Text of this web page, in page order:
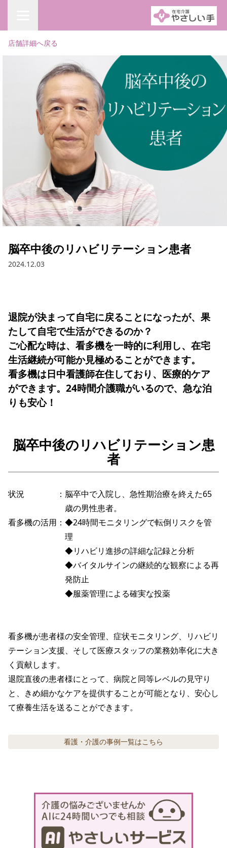
店舗詳細へ戻る
脳卒中後のリハビリテーション患者
2024.12.03
退院が決まって自宅に戻ることになったが、果
たして自宅で生活ができるのか？
ご心配な時は、看多機を一時的に利用し、在宅
生活継続が可能か見極めることができます。
看多機は日中看護師在住しており、医療的ケア
ができます。24時間介護職がいるので、急な泊
りも安心！
脳卒中後のリハビリテーション患
者
状況 ： 脳卒中で入院し、急性期治療を終えた65
歳の男性患者。
看多機の活用 ： ◆24時間モニタリングで転倒リスクを管
理
◆リハビリ進捗の詳細な記録と分析
◆バイタルサインの継続的な観察による再
発防止
◆服薬管理による確実な投薬
看多機が患者様の安全管理、症状モニタリング、リハビリ
テーション支援、そして医療スタッフの業務効率化に大き
く貢献します。
退院直後の患者様にとって、病院と同等レベルの見守り
と、きめ細かなケアを提供することが可能となり、安心し
て療養生活を送ることができます。
看護・介護の事例一覧はこちら